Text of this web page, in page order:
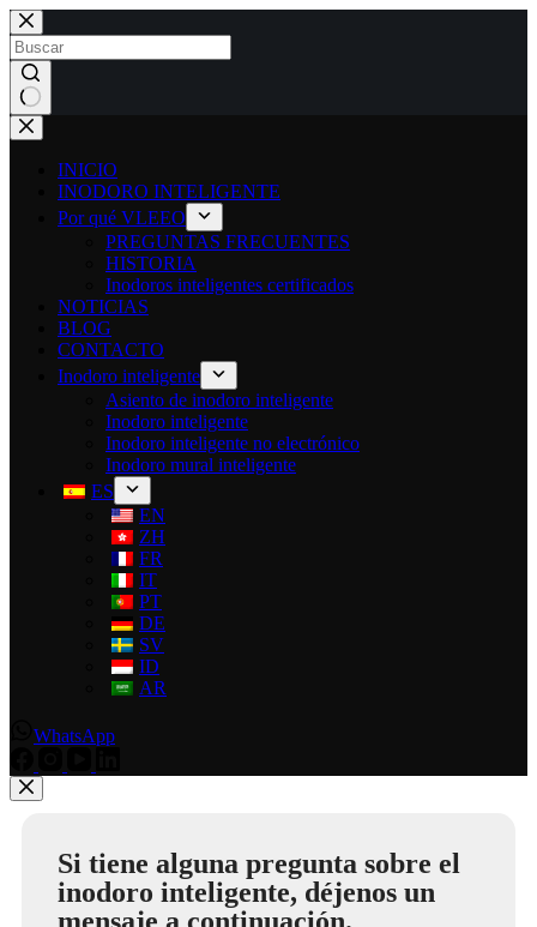
INICIO
INODORO INTELIGENTE
Por qué VLEEO
PREGUNTAS FRECUENTES
HISTORIA
Inodoros inteligentes certificados
NOTICIAS
BLOG
CONTACTO
Inodoro inteligente
Asiento de inodoro inteligente
Inodoro inteligente
Inodoro inteligente no electrónico
Inodoro mural inteligente
ES
EN
ZH
FR
IT
PT
DE
SV
ID
AR
WhatsApp
Si tiene alguna pregunta sobre el
inodoro inteligente, déjenos un